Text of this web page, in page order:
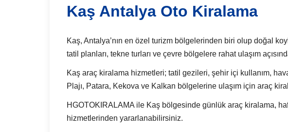
Kaş Antalya Oto Kiralama
Kaş, Antalya’nın en özel turizm bölgelerinden biri olup doğal
tatil planları, tekne turları ve çevre bölgelere rahat ulaşım
Kaş araç kiralama hizmetleri; tatil gezileri, şehir içi kullanım,
Plajı, Patara, Kekova ve Kalkan bölgelerine ulaşım için araç
HGOTOKIRALAMA ile Kaş bölgesinde günlük araç kiralama,
hizmetlerinden yararlanabilirsiniz.